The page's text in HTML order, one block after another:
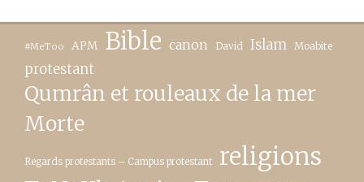
#MeToo APM Bible canon David Islam Moabite
protestant
Qumrân et rouleaux de la mer
Morte
Regards protestants – Campus protestant religions